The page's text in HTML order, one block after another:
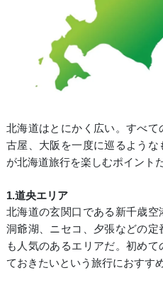
北海道はとにかく広い。すべ
古屋、大阪を一度に巡るよう
が北海道旅行を楽しむポイントだ
1.道央エリア
北海道の玄関口である新千歳空
洞爺湖、ニセコ、夕張などの
も人気のあるエリアだ。初め
ておきたいという旅行におすすめ